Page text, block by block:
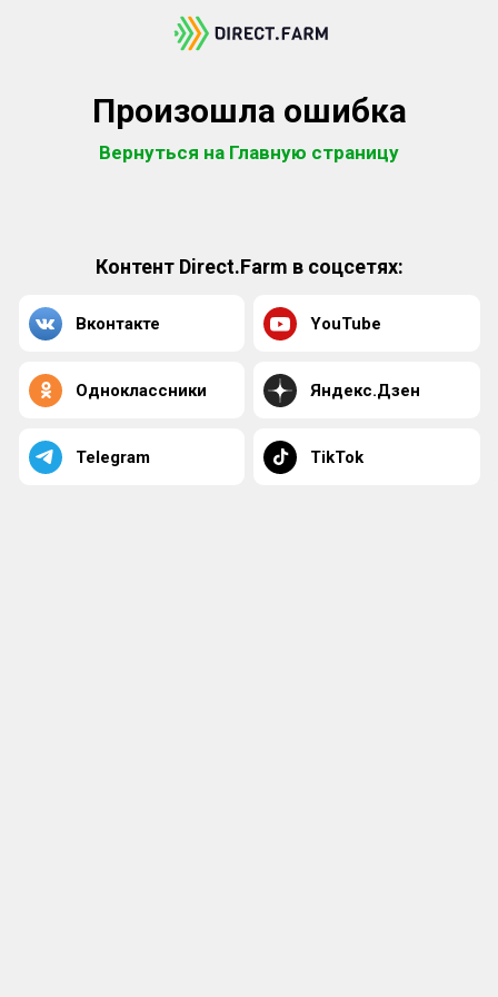
Произошла ошибка
Вернуться на Главную страницу
Контент Direct.Farm в соцсетях:
Вконтакте YouTube
Одноклассники Яндекс.Дзен
Telegram TikTok